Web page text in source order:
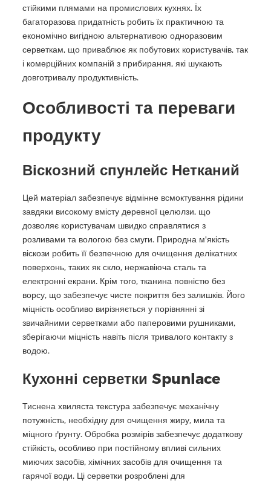
стійкими плямами на промислових кухнях. Їх
багаторазова придатність робить їх практичною та
економічно вигідною альтернативою одноразовим
серветкам, що приваблює як побутових користувачів, так
і комерційних компаній з прибирання, які шукають
довготривалу продуктивність.
Особливості та переваги
продукту
Віскозний спунлейс Нетканий
Цей матеріал забезпечує відмінне всмоктування рідини
завдяки високому вмісту деревної целюлзи, що
дозволяє користувачам швидко справлятися з
розливами та вологою без смуги. Природна м'якість
віскози робить її безпечною для очищення делікатних
поверхонь, таких як скло, нержавіюча сталь та
електронні екрани. Крім того, тканина повністю без
ворсу, що забезпечує чисте покриття без залишків. Його
міцність особливо вирізняється у порівнянні зі
звичайними серветками або паперовими рушниками,
зберігаючи міцність навіть після тривалого контакту з
водою.
Кухонні серветки Spunlace
Тиснена хвиляста текстура забезпечує механічну
потужність, необхідну для очищення жиру, мила та
міцного ґрунту. Обробка розмірів забезпечує додаткову
стійкість, особливо при постійному впливі сильних
миючих засобів, хімічних засобів для очищення та
гарячої води. Ці серветки розроблені для